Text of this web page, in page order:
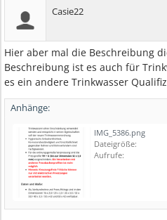
Casie22
Hier aber mal die Beschreibung
Beschreibung ist es auch für
es ein andere Trinkwasser
Anhänge:
IMG_5386.png
Dateigröße:
Aufrufe: